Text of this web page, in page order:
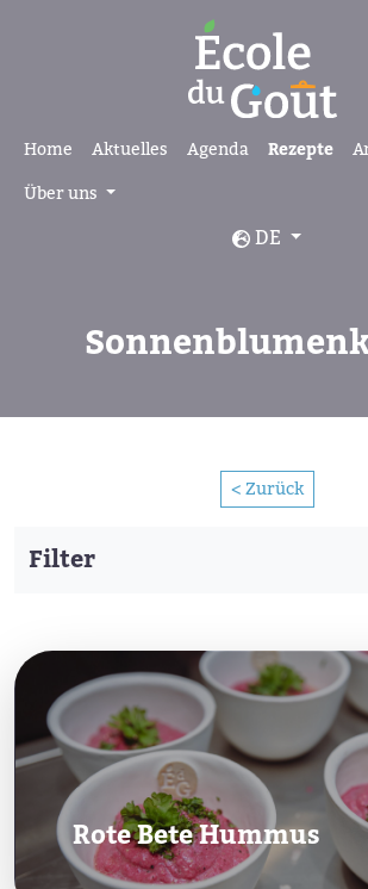
Home Aktuelles Agenda Rezepte
Über uns
DE
< Zurück
Filter
Rote Bete Hummus